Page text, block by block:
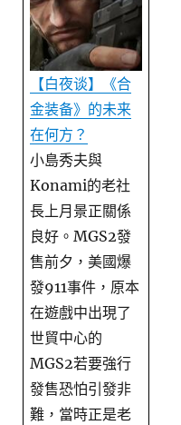
【白夜谈】《合
金装备》的未来
在何方？
小島秀夫與
Konami的老社
長上月景正關係
良好。MGS2發
售前夕，美國爆
發911事件，原本
在遊戲中出現了
世貿中心的
MGS2若要強行
發售恐怕引發非
難，當時正是老